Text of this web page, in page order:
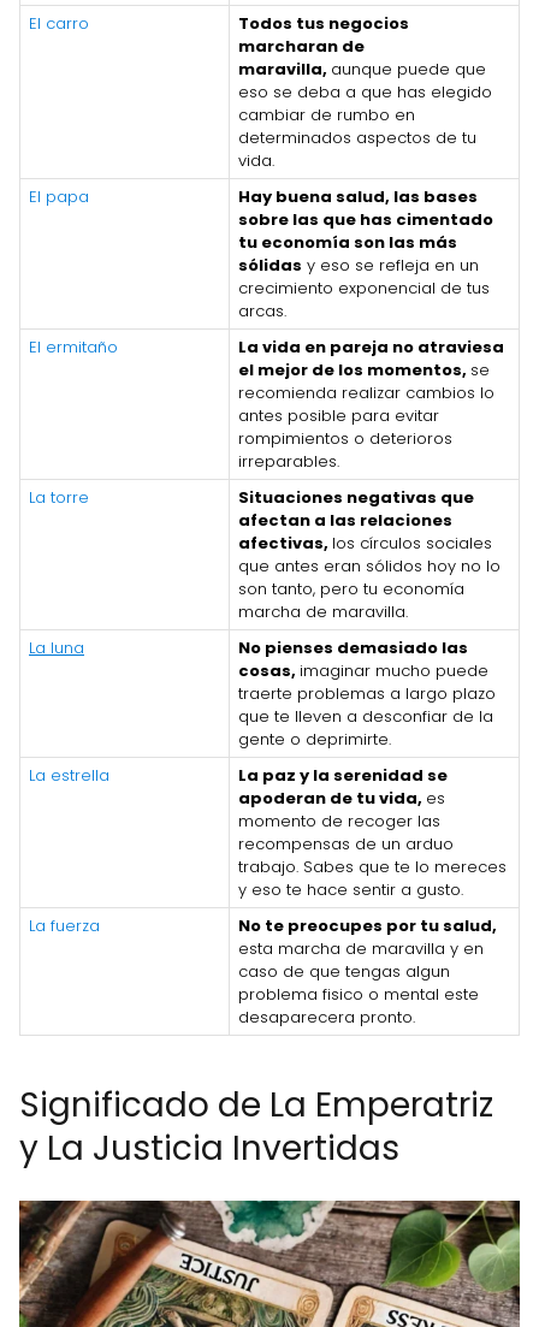
El carro
Todos tus negocios
marcharan de
maravilla, aunque puede que
eso se deba a que has elegido
cambiar de rumbo en
determinados aspectos de tu
vida.
El papa
Hay buena salud, las bases
sobre las que has cimentado
tu economía son las más
sólidas y eso se refleja en un
crecimiento exponencial de tus
arcas.
El ermitaño
La vida en pareja no atraviesa
el mejor de los momentos, se
recomienda realizar cambios lo
antes posible para evitar
rompimientos o deterioros
irreparables.
La torre
Situaciones negativas que
afectan a las relaciones
afectivas, los círculos sociales
que antes eran sólidos hoy no lo
son tanto, pero tu economía
marcha de maravilla.
La luna
No pienses demasiado las
cosas, imaginar mucho puede
traerte problemas a largo plazo
que te lleven a desconfiar de la
gente o deprimirte.
La estrella
La paz y la serenidad se
apoderan de tu vida, es
momento de recoger las
recompensas de un arduo
trabajo. Sabes que te lo mereces
y eso te hace sentir a gusto.
La fuerza
No te preocupes por tu salud,
esta marcha de maravilla y en
caso de que tengas algun
problema fisico o mental este
desaparecera pronto.
Significado de La Emperatriz
y La Justicia Invertidas